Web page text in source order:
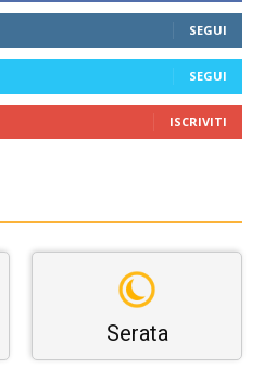
SEGUI
SEGUI
ISCRIVITI
Serata